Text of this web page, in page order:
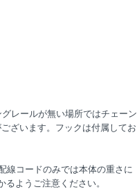
レールが無い場所ではチェーン
ざいます。フックは付属してお
線コードのみでは本体の重さに
ようご注意ください。